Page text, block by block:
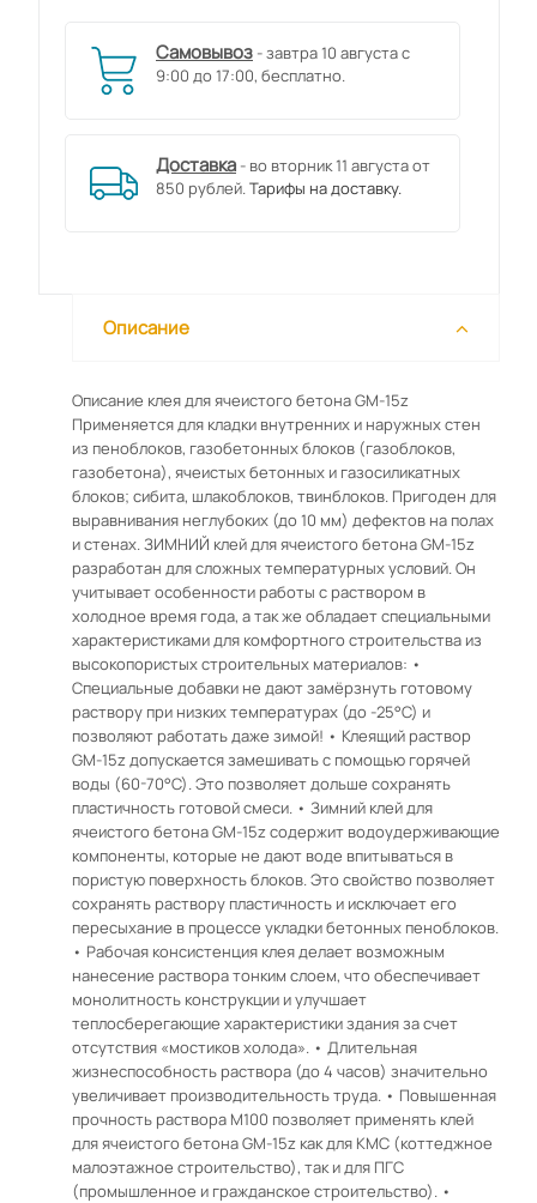
Самовывоз - завтра 10 августа с
9:00 до 17:00, бесплатно.
Доставка - во вторник 11 августа от
850 рублей.Тарифы на доставку.
Описание
Описание клея для ячеистого бетона GM-15z
Применяется для кладки внутренних и наружных стен
из пеноблоков, газобетонных блоков (газоблоков,
газобетона), ячеистых бетонных и газосиликатных
блоков; сибита, шлакоблоков, твинблоков. Пригоден для
выравнивания неглубоких (до 10 мм) дефектов на полах
и стенах. ЗИМНИЙ клей для ячеистого бетона GM-15z
разработан для сложных температурных условий. Он
учитывает особенности работы с раствором в
холодное время года, а так же обладает специальными
характеристиками для комфортного строительства из
высокопористых строительных материалов: •
Специальные добавки не дают замёрзнуть готовому
раствору при низких температурах (до -25°С) и
позволяют работать даже зимой! • Клеящий раствор
GM-15z допускается замешивать с помощью горячей
воды (60-70°С). Это позволяет дольше сохранять
пластичность готовой смеси. • Зимний клей для
ячеистого бетона GM-15z содержит водоудерживающие
компоненты, которые не дают воде впитываться в
пористую поверхность блоков. Это свойство позволяет
сохранять раствору пластичность и исключает его
пересыхание в процессе укладки бетонных пеноблоков.
• Рабочая консистенция клея делает возможным
нанесение раствора тонким слоем, что обеспечивает
монолитность конструкции и улучшает
теплосберегающие характеристики здания за счет
отсутствия «мостиков холода». • Длительная
жизнеспособность раствора (до 4 часов) значительно
увеличивает производительность труда. • Повышенная
прочность раствора М100 позволяет применять клей
для ячеистого бетона GM-15z как для КМС (коттеджное
малоэтажное строительство), так и для ПГС
(промышленное и гражданское строительство). •